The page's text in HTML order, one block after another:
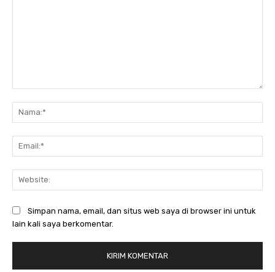
Simpan nama, email, dan situs web saya di browser ini untuk
lain kali saya berkomentar.